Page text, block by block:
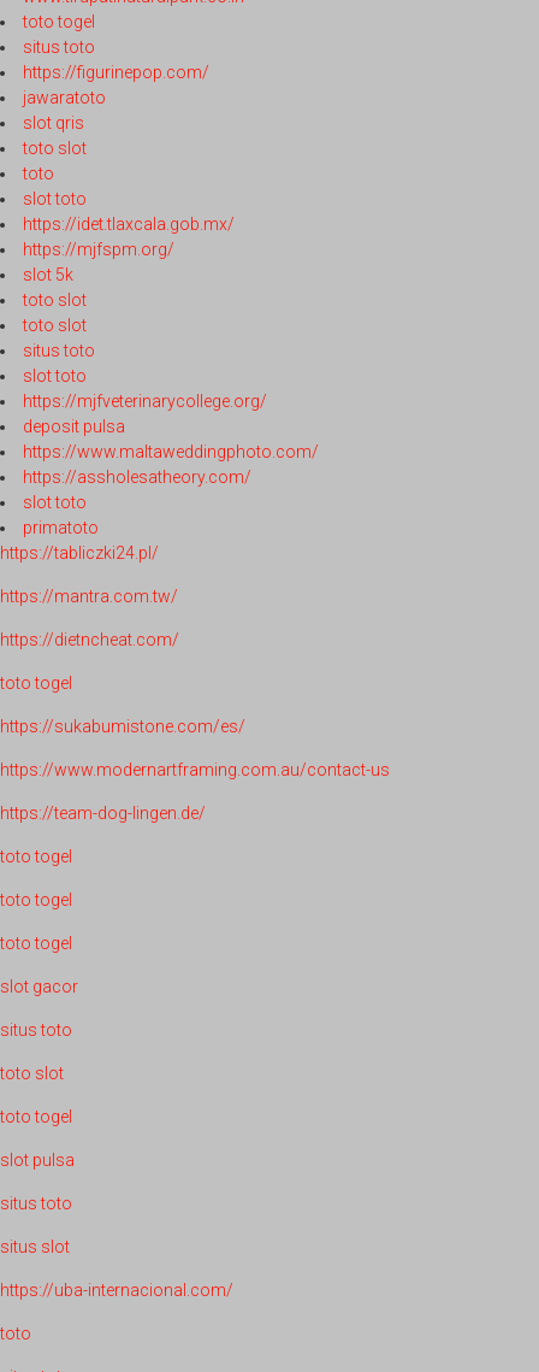
toto togel
situs toto
https://figurinepop.com/
jawaratoto
slot qris
toto slot
toto
slot toto
https://idet.tlaxcala.gob.mx/
https://mjfspm.org/
slot 5k
toto slot
toto slot
situs toto
slot toto
https://mjfveterinarycollege.org/
deposit pulsa
https://www.maltaweddingphoto.com/
https://assholesatheory.com/
slot toto
primatoto
https://tabliczki24.pl/
https://mantra.com.tw/
https://dietncheat.com/
toto togel
https://sukabumistone.com/es/
https://www.modernartframing.com.au/contact-us
https://team-dog-lingen.de/
toto togel
toto togel
toto togel
slot gacor
situs toto
toto slot
toto togel
slot pulsa
situs toto
situs slot
https://uba-internacional.com/
toto